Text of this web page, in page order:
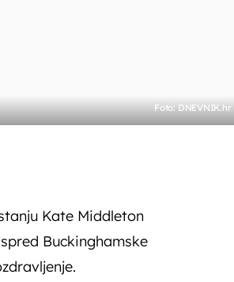
Foto: DNEVNIK.hr
Kate Middleton
Buckinghamske